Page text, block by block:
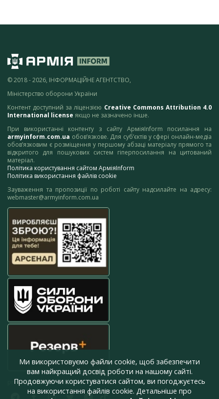
© 2018 - 2026, ІНФОРМАЦІЙНЕ АГЕНТСТВО,
Міністерство оборони України
Контент доступний за ліцензією Creative Commons Attribution 4.0
International license якщо не зазначено інше.
При використанні контенту з сайту АрміяInform посилання на
armyinform.com.ua обов’язкове. Для суб’єктів у сфері онлайн-медіа
обов’язковим є розміщення у першому абзаці матеріалу прямого та
відкритого для пошукових систем гіперпосилання на цитований
матеріал.
Політика користування сайтом АрміяInform
Політика використання файлів cookie
Зауваження та пропозиції по роботі сайту надсилайте на адресу:
webmaster@armyinform.com.ua
press@armyinform.com.ua
Ми використовуємо файли cookie, щоб забезпечити
вам найкращий досвід роботи на нашому сайті.
Продовжуючи користуватися сайтом, ви погоджуєтесь
на використання файлів cookie. Детальніше про